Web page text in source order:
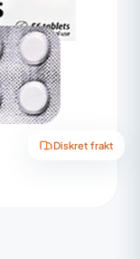
Diskret frakt